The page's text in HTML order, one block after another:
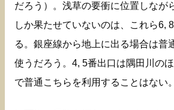
だろう）。浅草の要衝に位置しなが
しか果たせていないのは、これら6,
る。銀座線から地上に出る場合は普
使うだろう。4, 5番出口は隅田川の
で普通こちらを利用することはない。